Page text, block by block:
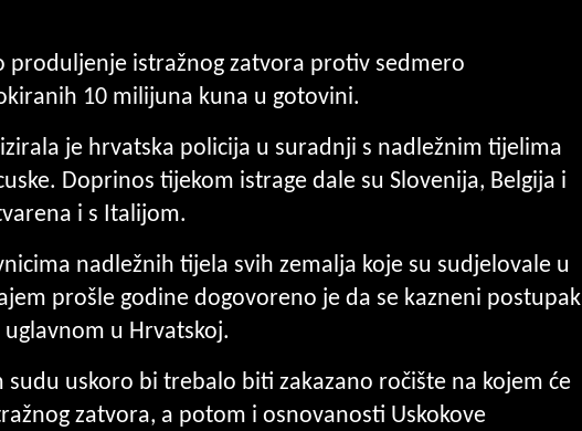
produljenje istražnog zatvora protiv sedmero
10 milijuna kuna u gotovini.
je hrvatska policija u suradnji s nadležnim tijelima
Doprinos tijekom istrage dale su Slovenija, Belgija i
i s Italijom.
nadležnih tijela svih zemalja koje su sudjelovale u
prošle godine dogovoreno je da se kazneni postupak
u Hrvatskoj.
sudu uskoro bi trebalo biti zakazano ročište na kojem će
zatvora, a potom i osnovanosti Uskokove